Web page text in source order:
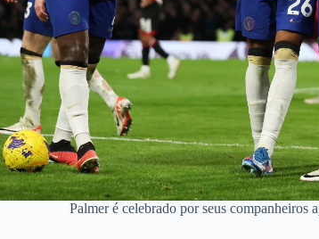
Palmer é celebrado por seus companheiros